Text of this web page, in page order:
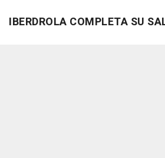
IBERDROLA COMPLETA SU